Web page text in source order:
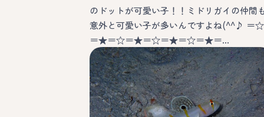
のドットが可愛い子！！ミドリガイの仲間
意外と可愛い子が多いんですよね(^^♪ ＝☆
＝★＝☆＝★＝☆＝★＝☆＝★＝…